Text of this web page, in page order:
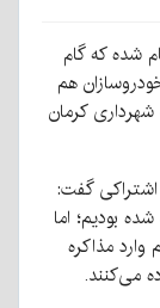
شده که گام
هم
کرمان
گفت:
بودیم؛ اما
مذاکره
می‌کنند.